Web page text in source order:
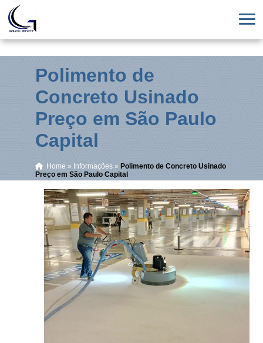
Polimento de
Concreto Usinado
Preço em São Paulo
Capital
Home » Informações » Polimento de Concreto Usinado
Preço em São Paulo Capital